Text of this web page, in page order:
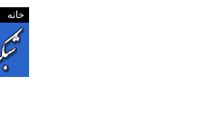
خانه